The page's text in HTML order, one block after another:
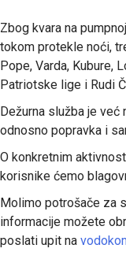
Zbog kvara na
tokom protekle noći,
Pope, Varda, Kubure,
Patriotske lige i Rudi
Dežurna služba je
odnosno popravka i
O konkretnim
korisnike ćemo
Molimo potrošače za
informacije možete
poslati upit na